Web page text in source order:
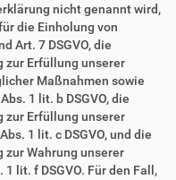
nicht genannt wird,
die Einholung von
Art. 7 DSGVO, die
zur Erfüllung unserer
Maßnahmen sowie
1 lit. b DSGVO, die
zur Erfüllung unserer
1 lit. c DSGVO, und die
Wahrung unserer
lit. f DSGVO. Für den Fall,